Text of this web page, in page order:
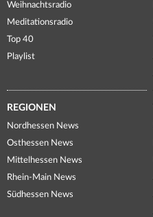
Weihnachtsradio
Meditationsradio
Top 40
Playlist
REGIONEN
Nordhessen News
Osthessen News
Mittelhessen News
Rhein-Main News
Südhessen News